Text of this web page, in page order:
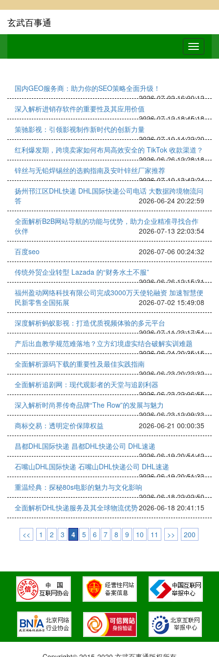
玄武百事通
国内GEO服务商：助力你的SEO策略全面升级！
2026-07-02 16:00:12
深入解析进销存软件的重要性及其应用价值
2026-07-12 18:45:18
策驰影视：引领影视制作新时代的创新力量
2026-07-10 14:22:20
红利爆发期，跨境卖家如何布局高效安全的 TikTok 收款渠道？
2026-06-26 12:28:18
锌丝与无铅焊锡丝的选购指南及安叶锌丝厂家推荐
2026-07-10 13:42:24
扬州邗江区DHL快递 DHL国际快递公司电话 大数据跨境物流问
答
2026-06-24 20:22:59
全面解析B2B网站导航的功能与优势，助力企业精准寻找合作
伙伴
2026-07-13 22:03:54
百度seo 2026-07-06 00:24:32
传统外贸企业转型 Lazada 的“财务水土不服”
2026-06-26 12:15:31
福州盈动网络科技有限公司完成3000万天使轮融资 加速智慧便
民新零售全国拓展
2026-07-02 15:49:08
深度解析蚂蚁影视：打造优质视频体验的多元平台
2026-07-11 23:17:54
产后出血教学规范难落地？立方幻境虚实结合破解实训难题
2026-06-24 20:35:15
全面解析源码下载的重要性及最佳实践指南
2026-06-23 20:23:32
全面解析追剧网：现代观影者的天堂与追剧利器
2026-06-23 22:06:55
深入解析时尚界传奇品牌“The Row”的发展与魅力
2026-06-23 12:09:33
商标交易：透明定价保障权益
2026-06-21 00:00:35
昌都DHL国际快递 昌都DHL快递公司 DHL速递
2026-06-19 20:54:42
石嘴山DHL国际快递 石嘴山DHL快递公司 DHL速递
2026-06-19 20:51:33
重温经典：探秘80s电影的魅力与文化影响
2026-06-18 22:02:50
全面解析DHL快递服务及其全球物流优势2026-06-18 20:41:15
<< 1 2 3 4 5 6 7 8 9 10 11 >> 200